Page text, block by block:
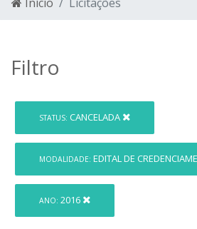
Filtro
STATUS: CANCELADA
MODALIDADE: EDITAL DE
ANO: 2016